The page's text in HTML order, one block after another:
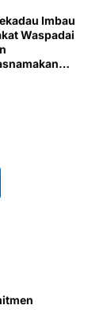
Imbau
Waspadai